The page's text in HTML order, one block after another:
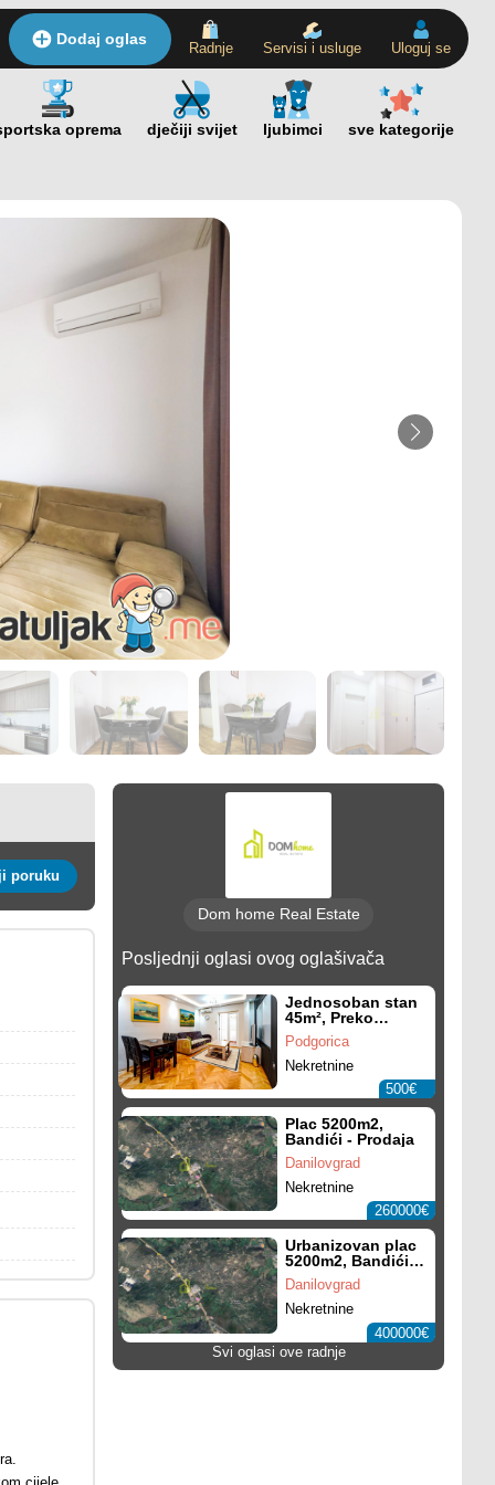
Dodaj oglas
Radnje Servisi i usluge Uloguj se
Pošalji poruku
Dom home Real Estate
Posljednji oglasi ovog oglašivača
Jednosoban stan
45m², Preko
Morače -
Izdavanje,
Namješten,
Parking mjesto
Podgorica
Nekretnine
500€
Plac 5200m2,
Bandići - Prodaja
Danilovgrad
Nekretnine
260000€
Urbanizovan plac
5200m2, Bandići -
Prodaja
Danilovgrad
Nekretnine
400000€
Svi oglasi ove radnje